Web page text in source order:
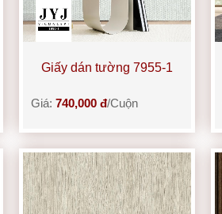
Giấy dán tường 7955-1
Giá:740,000 đ/Cuộn